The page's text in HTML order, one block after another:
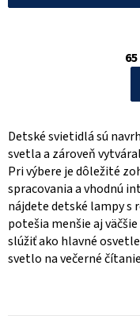
65
Detské svietidlá sú
svetla a zároveň
Pri výbere je dôležité
spracovania a vhodnú
nájdete detské lampy
potešia menšie aj
slúžiť ako hlavné
svetlo na večerné